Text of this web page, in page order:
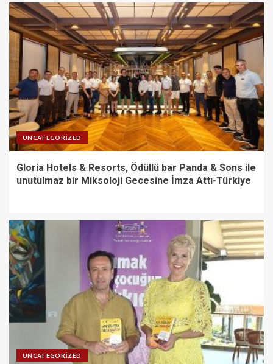
UNCATEGORIZED
Gloria Hotels & Resorts, Ödüllü bar Panda & Sons ile
unutulmaz bir Miksoloji Gecesine İmza Attı-Türkiye
UNCATEGORIZED